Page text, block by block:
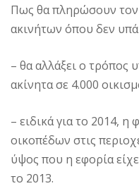
Πως θα πληρώσουν τον
ακινήτων όπου δεν
– θα αλλάξει ο τρόπος
ακίνητα σε 4.000
– ειδικά για το 2014,
οικοπέδων στις
ύψος που η εφορία
το 2013.